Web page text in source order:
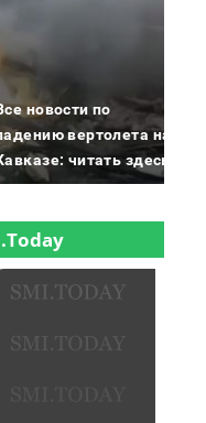
новости по
вертолета на
читать здесь